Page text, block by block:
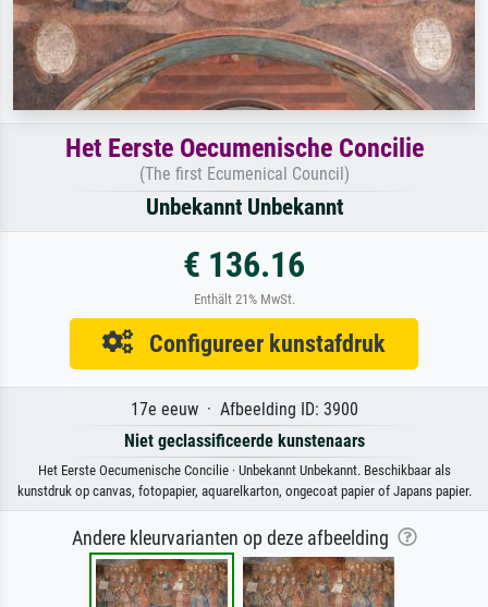
Het Eerste Oecumenische Concilie
(The first Ecumenical Council)
Unbekannt Unbekannt
€ 136.16
Enthält 21% MwSt.
Configureer kunstafdruk
17e eeuw · Afbeelding ID: 3900
Niet geclassificeerde kunstenaars
Het Eerste Oecumenische Concilie · Unbekannt Unbekannt. Beschikbaar als
kunstdruk op canvas, fotopapier, aquarelkarton, ongecoat papier of Japans papier.
Andere kleurvarianten op deze afbeelding